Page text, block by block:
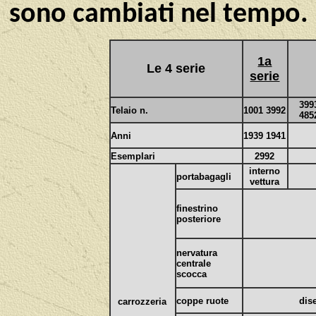
sono cambiati nel tempo.
Le 4 serie
1a
serie
Telaio n. 1001 3992
Anni
1939 1941
Esemplari
2992
carrozzeria
portabagagli
interno
vettura
finestrino
posteriore
nervatura
centrale
scocca
coppe ruote